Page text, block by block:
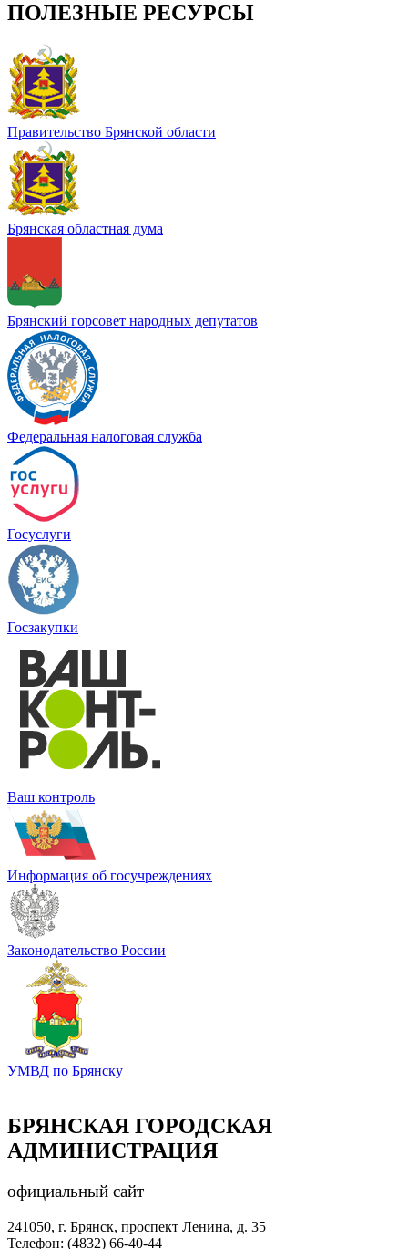
ПОЛЕЗНЫЕ РЕСУРСЫ
Правительство Брянской области
Брянская областная дума
Брянский горсовет народных депутатов
Федеральная налоговая служба
Госуслуги
Госзакупки
Ваш контроль
Информация об госучреждениях
Законодательство России
УМВД по Брянску
БРЯНСКАЯ ГОРОДСКАЯ
АДМИНИСТРАЦИЯ
официальный сайт
241050, г. Брянск, проспект Ленина, д. 35
Телефон: (4832) 66-40-44